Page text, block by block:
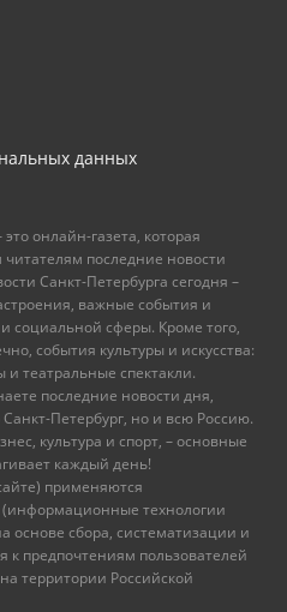
данных
онлайн-газета, которая
последние новости
Санкт-Петербурга сегодня –
важные события и
социальной сферы. Кроме того,
события культуры и искусства:
театральные спектакли.
последние новости дня,
Петербург, но и всю Россию.
культура и спорт, – основные
каждый день!
применяются
технологии
основе сбора, систематизации и
к предпочтениям пользователей
территории Российской